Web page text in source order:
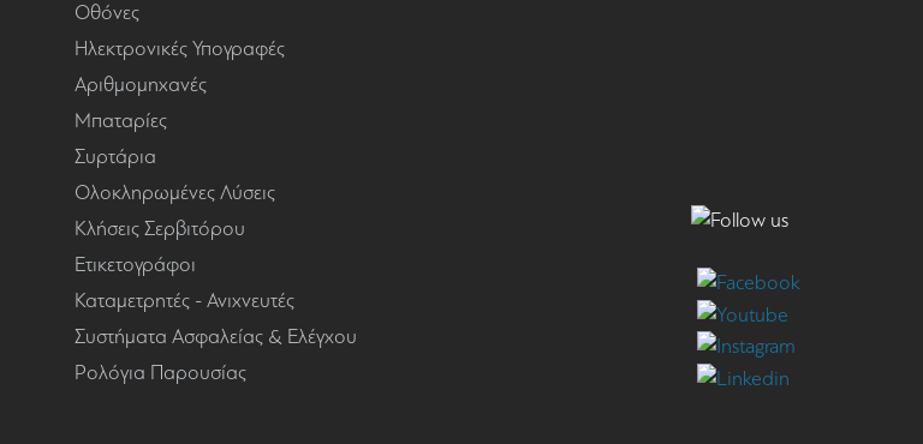
Οθόνες
Ηλεκτρονικές Υπογραφές
Αριθμομηχανές
Μπαταρίες
Συρτάρια
Ολοκληρωμένες Λύσεις
Κλήσεις Σερβιτόρου
Ετικετογράφοι
Καταμετρητές - Ανιχνευτές
Συστήματα Ασφαλείας & Ελέγχου
Ρολόγια Παρουσίας